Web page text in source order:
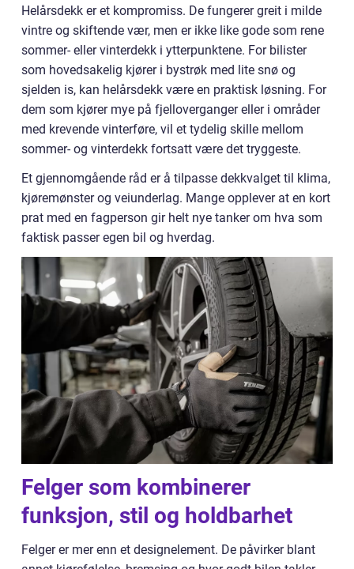
Helårsdekk er et kompromiss. De fungerer greit i milde
vintre og skiftende vær, men er ikke like gode som rene
sommer- eller vinterdekk i ytterpunktene. For bilister
som hovedsakelig kjører i bystrøk med lite snø og
sjelden is, kan helårsdekk være en praktisk løsning. For
dem som kjører mye på fjelloverganger eller i områder
med krevende vinterføre, vil et tydelig skille mellom
sommer- og vinterdekk fortsatt være det tryggeste.
Et gjennomgående råd er å tilpasse dekkvalget til klima,
kjøremønster og veiunderlag. Mange opplever at en kort
prat med en fagperson gir helt nye tanker om hva som
faktisk passer egen bil og hverdag.
Felger som kombinerer
funksjon, stil og holdbarhet
Felger er mer enn et designelement. De påvirker blant